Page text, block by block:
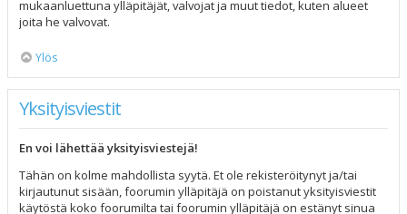
mukaanluettuna ylläpitäjät, valvojat ja muut tiedot, kuten alueet
joita he valvovat.
Ylös
Yksityisviestit
En voi lähettää yksityisviestejä!
Tähän on kolme mahdollista syytä. Et ole rekisteröitynyt ja/tai
kirjautunut sisään, foorumin ylläpitäjä on poistanut yksityisviestit
käytöstä koko foorumilta tai foorumin ylläpitäjä on estänyt sinua